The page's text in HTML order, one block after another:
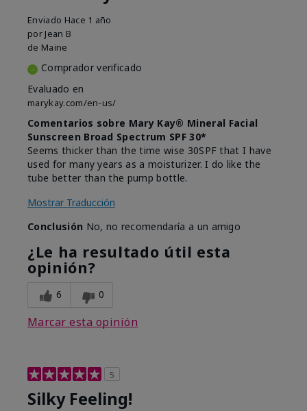
Enviado Hace 1 año
por Jean B
de Maine
Comprador verificado
Evaluado en
marykay.com/en-us/
Comentarios sobre Mary Kay® Mineral Facial
Sunscreen Broad Spectrum SPF 30*
Seems thicker than the time wise 30SPF that I have
used for many years as a moisturizer. I do like the
tube better than the pump bottle.
Mostrar Traducción
Conclusión No, no recomendaría a un amigo
¿Le ha resultado útil esta
opinión?
6 0
Marcar esta opinión
5
Silky Feeling!